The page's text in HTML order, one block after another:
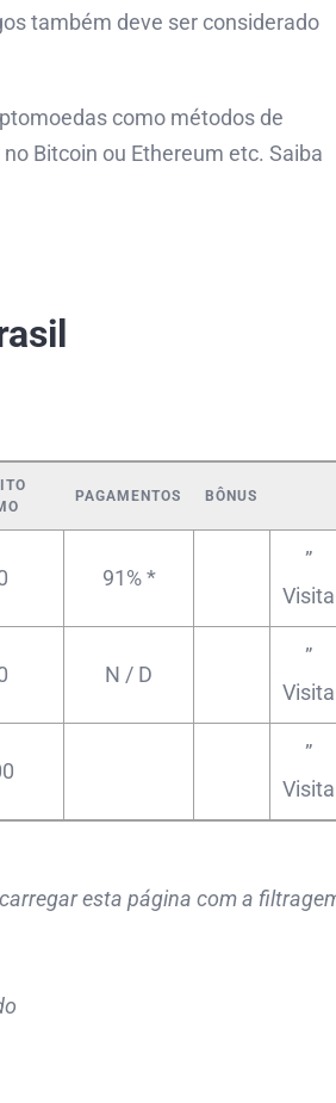
também deve ser considerado
como métodos de
Bitcoin ou Ethereum etc. Saiba
PAGAMENTOS BÔNUS
91% *
”
Visita
N / D
”
Visita
”
Visita
esta página com a